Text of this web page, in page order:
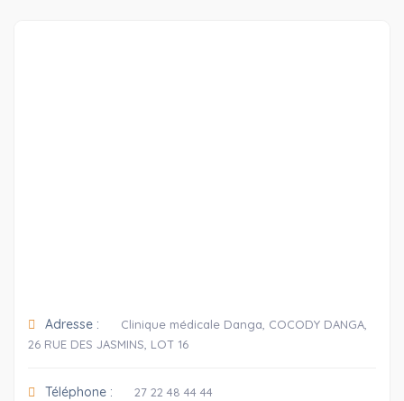
Adresse :
Clinique médicale Danga, COCODY DANGA,
26 RUE DES JASMINS, LOT 16
Téléphone : 27 22 48 44 44